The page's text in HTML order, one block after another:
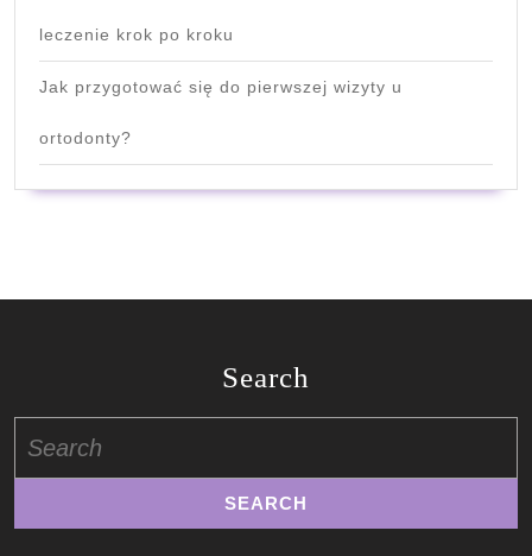
leczenie krok po kroku
Jak przygotować się do pierwszej wizyty u
ortodonty?
Search
for: